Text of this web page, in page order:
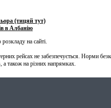
(тицяй тут)
в Албанію
на сайті.
рейсах не забезпечується. Норми
а також на різних напрямках.